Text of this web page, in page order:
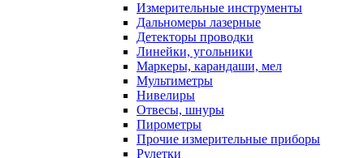
Измерительные инструменты
Дальномеры лазерные
Детекторы проводки
Линейки, угольники
Маркеры, карандаши, мел
Мультиметры
Нивелиры
Отвесы, шнуры
Пирометры
Прочие измерительные приборы
Рулетки